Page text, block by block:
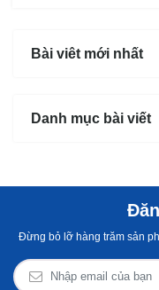
mua hàng không...
Bài viêt mới nhất
Danh mục bài viết
Đừng bỏ lỡ hàng trăm sản